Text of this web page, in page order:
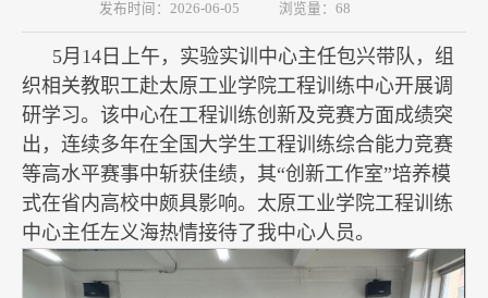
发布时间：2026-06-05 浏览量： 68
5月14日上午，实验实训中心主任包兴带队，组
织相关教职工赴太原工业学院工程训练中心开展调
研学习。该中心在工程训练创新及竞赛方面成绩突
出，连续多年在全国大学生工程训练综合能力竞赛
等高水平赛事中斩获佳绩，其“创新工作室”培养模
式在省内高校中颇具影响。太原工业学院工程训练
中心主任左义海热情接待了我中心人员。